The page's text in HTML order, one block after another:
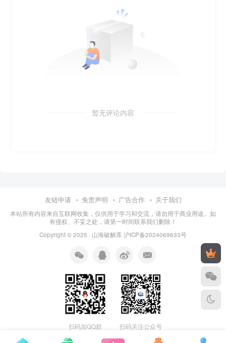
暂无评论内容
友链申请 免责声明 广告合作 关于我们
本站所有内容来自互联网收集，仅供用于学习和交流，请勿用于商业用途。如
有侵权、不妥之处，请第一时间联系我们删除！
Copyright © 2025 · 山海破解库沪ICP备2024069633号
扫码加QQ群 扫码关注公众号